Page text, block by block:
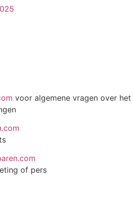
voor algemene vragen over het
of pers